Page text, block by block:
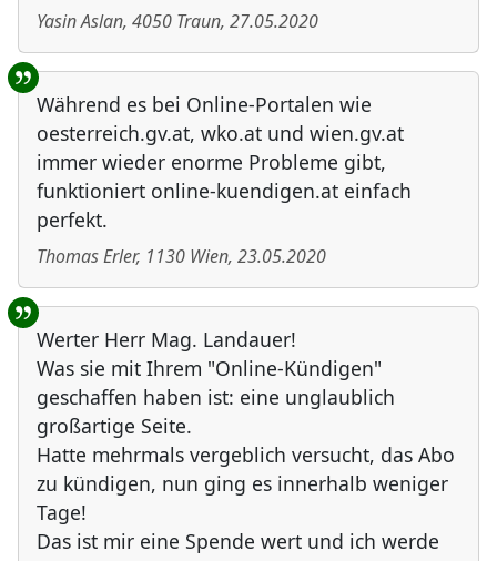
Yasin Aslan, 4050 Traun, 27.05.2020
Während es bei Online-Portalen wie
oesterreich.gv.at, wko.at und wien.gv.at
immer wieder enorme Probleme gibt,
funktioniert online-kuendigen.at einfach
perfekt.
Thomas Erler, 1130 Wien, 23.05.2020
Werter Herr Mag. Landauer!
Was sie mit Ihrem "Online-Kündigen"
geschaffen haben ist: eine unglaublich
großartige Seite.
Hatte mehrmals vergeblich versucht, das Abo
zu kündigen, nun ging es innerhalb weniger
Tage!
Das ist mir eine Spende wert und ich werde